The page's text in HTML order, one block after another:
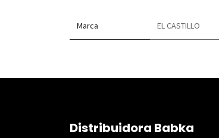
Marca EL CASTILLO
Distribuidora Babka